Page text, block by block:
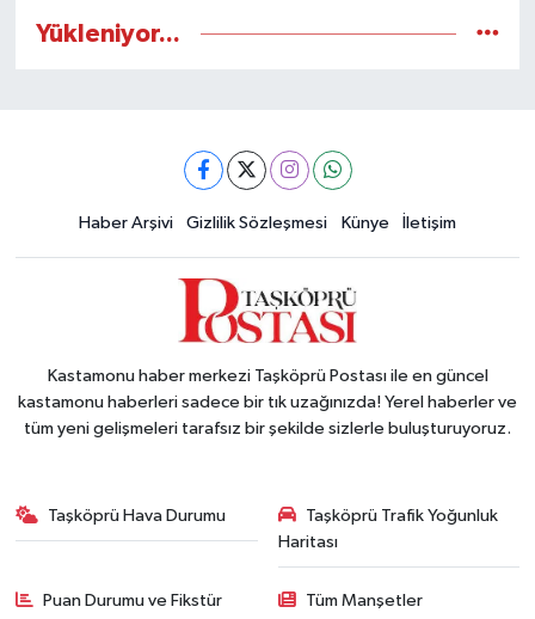
Yükleniyor...
Haber Arşivi Gizlilik Sözleşmesi Künye İletişim
Kastamonu haber merkezi Taşköprü Postası ile en güncel
kastamonu haberleri sadece bir tık uzağınızda! Yerel haberler ve
tüm yeni gelişmeleri tarafsız bir şekilde sizlerle buluşturuyoruz.
Taşköprü Hava Durumu
Taşköprü Trafik Yoğunluk
Haritası
Puan Durumu ve Fikstür Tüm Manşetler